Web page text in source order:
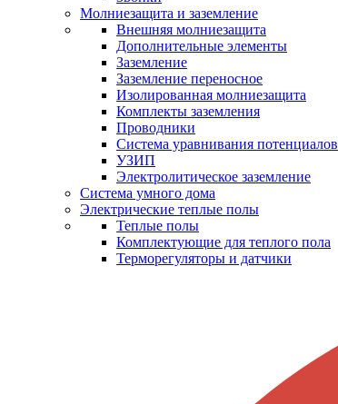
Молниезащита и заземление
Внешняя молниезащита
Дополнительные элементы
Заземление
Заземление переносное
Изолированная молниезащита
Комплекты заземления
Проводники
Система уравнивания потенциалов
УЗИП
Электролитическое заземление
Система умного дома
Электрические теплые полы
Теплые полы
Комплектующие для теплого пола
Терморегуляторы и датчики